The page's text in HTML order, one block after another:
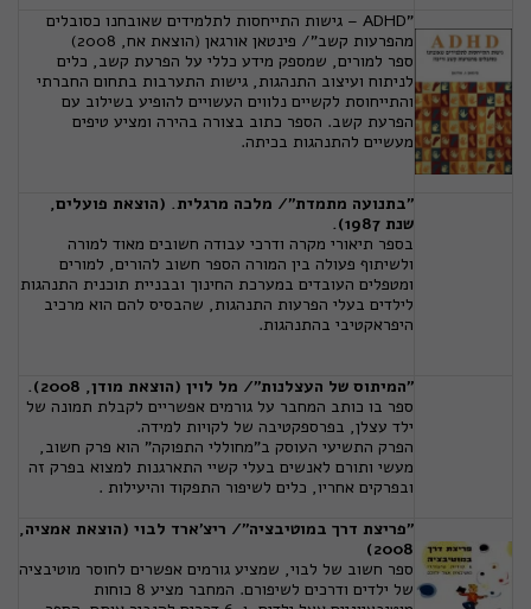
"ADHD – גישות התייחסות לתלמידים שאובחנו כסובלים
מהפרעות קשב"/ פינטאן אורגאן (הוצאת אח, 2008)
ספר למורים, שמספק מידע כללי על הפרעת קשב, כלים
לניתוח ועיצוב התנהגות, גישות התערבות בתחום החברתי
והתייחוסת לקשיים נלווים העשויים להופיע בשילוב עם
הפרעת קשב. הספר כתוב בצורה בהירה ומציע טיפים
מעשיים להתנהגות בכיתה.
"בתנועה מתמדת"/ מלכה מרגלית. (הוצאת פועלים,
שנת 1987).
בספר תיאורי מקרה ודרכי עבודה חשובים מאוד למורה
ולשיתוף פעולה בין המורה הספר חשוב להורים, למורים
ומטפלים העובדים במערכת החינוך ובבניית תוכנית התנהגות
לילדים בעלי הפרעות התנהגות, שהבסיס להם הוא מרכיב
היפראקטיבי בהתנהגות.
"המיתוס של העצלנות"/ מל לוין (הוצאת מודן, 2008).
ספר בו כותב המחבר על גורמים אפשריים לקבלת תמונה של
ילד עצלן, בפרספקטיבה של לקויות למידה.
הפרק התשיעי העוסק ב"מחוללי התפוקה" הוא פרק חשוב,
מעשי ותורם לאנשים בעלי קשיי התארגנות למצוא בפרק זה
ובפרקים אחריו, כלים לשיפור התפקוד והיעילות .
"פריצת דרך במוטיבציה"/ ריצ'ארד לבוי (הוצאת אמציה,
2008)
ספר חשוב של לבוי, שמציע גורמים אפשרים לחוסר מוטיבציה
של ילדים ודרכים לשיפורם. המחבר מציע 8 כוחות